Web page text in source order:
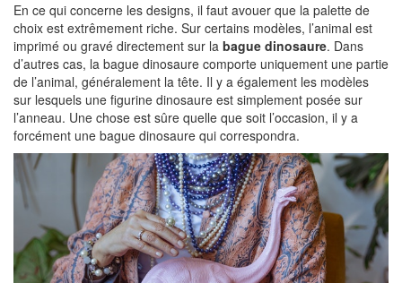
En ce qui concerne les designs, il faut avouer que la palette de
choix est extrêmement riche. Sur certains modèles, l’animal est
imprimé ou gravé directement sur la bague dinosaure. Dans
d’autres cas, la bague dinosaure comporte uniquement une partie
de l’animal, généralement la tête. Il y a également les modèles
sur lesquels une figurine dinosaure est simplement posée sur
l’anneau. Une chose est sûre quelle que soit l’occasion, il y a
forcément une bague dinosaure qui correspondra.